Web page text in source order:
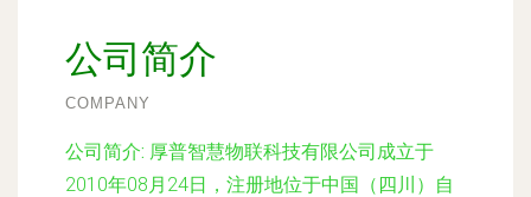
公司简介
COMPANY
公司简介: 厚普智慧物联科技有限公司成立于
2010年08月24日，注册地位于中国（四川）自